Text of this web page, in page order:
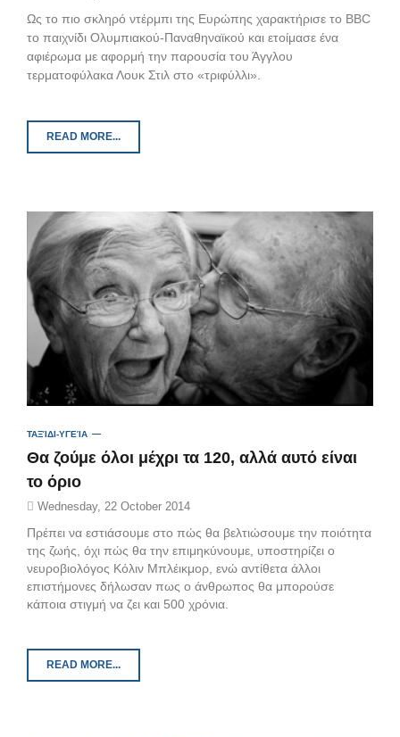
Ως το πιο σκληρό ντέρμπι της Ευρώπης χαρακτήρισε το BBC
το παιχνίδι Ολυμπιακού-Παναθηναϊκού και ετοίμασε ένα
αφιέρωμα με αφορμή την παρουσία του Άγγλου
τερματοφύλακα Λουκ Στιλ στο «τριφύλλι».
READ MORE...
ΤΑΞΊΔΙ-ΥΓΕΊΑ
Θα ζούμε όλοι μέχρι τα 120, αλλά αυτό είναι
το όριο
Wednesday, 22 October 2014
Πρέπει να εστιάσουμε στο πώς θα βελτιώσουμε την ποιότητα
της ζωής, όχι πώς θα την επιμηκύνουμε, υποστηρίζει ο
νευροβιολόγος Κόλιν Μπλέικμορ, ενώ αντίθετα άλλοι
επιστήμονες δήλωσαν πως ο άνθρωπος θα μπορούσε
κάποια στιγμή να ζει και 500 χρόνια.
READ MORE...